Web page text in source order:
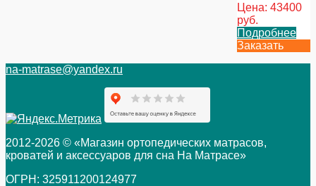
Цена: 43400
руб.
Подробнее
Заказать
na-matrase@yandex.ru
2012-2026 © «Магазин ортопедических матрасов,
кроватей и аксессуаров для сна На Матрасе»
ОГРН: 325911200124977